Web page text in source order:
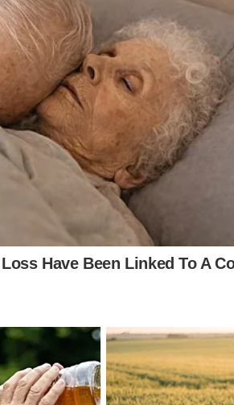
sábado (10), às 14h (horário de
posições.
para engrenar
o Ceará: ‘Pegaram confiança’
Parque: ‘Vivi de tudo aqui dentro’
vezes em dois jogos